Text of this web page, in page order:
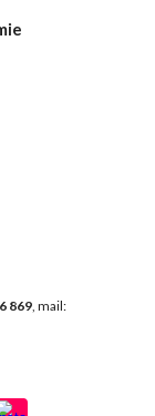
869, mail: